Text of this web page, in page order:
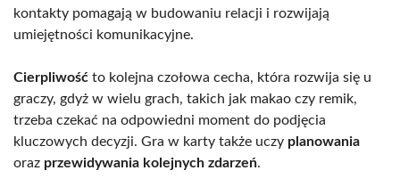
kontakty pomagają w budowaniu relacji i rozwijają
umiejętności komunikacyjne.
Cierpliwość to kolejna czołowa cecha, która rozwija się u
graczy, gdyż w wielu grach, takich jak makao czy remik,
trzeba czekać na odpowiedni moment do podjęcia
kluczowych decyzji. Gra w karty także uczy planowania
oraz przewidywania kolejnych zdarzeń.